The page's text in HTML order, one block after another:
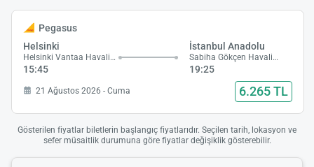
Pegasus
Helsinki
Helsinki Vantaa Havalimanı
15:45
İstanbul Anadolu
Sabiha Gökçen Havalimanı
19:25
21 Ağustos 2026 - Cuma 6.265 TL
Gösterilen fiyatlar biletlerin başlangıç fiyatlarıdır. Seçilen tarih, lokasyon ve
sefer müsaitlik durumuna göre fiyatlar değişiklik gösterebilir.